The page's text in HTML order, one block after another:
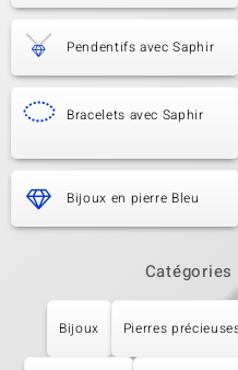
Pendentifs avec Saphir
Bracelets avec Saphir
Bijoux en pierre Bleu
Bijoux Pierres